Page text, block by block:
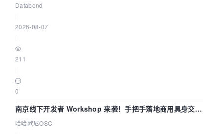
企业构建全链路 Trace 数据管道
Databend
2026-08-07
211
0
南京线下开发者 Workshop 来袭！手把手落地商用具身交互
智能 Agent 应用
哈哈欧尼OSC